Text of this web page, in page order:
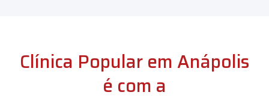
Clínica Popular em Anápolis
é com a